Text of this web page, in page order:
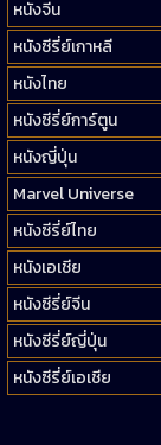
หนังจีน
หนังซีรี่ย์เกาหลี
หนังไทย
หนังซีรี่ย์การ์ตูน
หนังญี่ปุ่น
Marvel Universe
หนังซีรี่ย์ไทย
หนังเอเชีย
หนังซีรี่ย์จีน
หนังซีรี่ย์ญี่ปุ่น
หนังซีรี่ย์เอเชีย